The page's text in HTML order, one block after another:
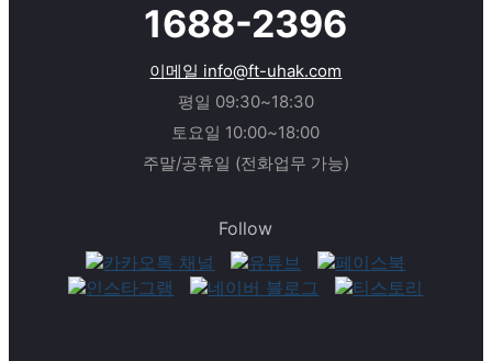
1688-2396
이메일 info@ft-uhak.com
평일 09:30~18:30
토요일 10:00~18:00
주말/공휴일 (전화업무 가능)
Follow